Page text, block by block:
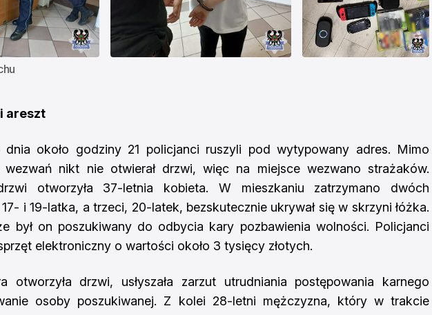
areszt
dnia około godziny 21 policjanci ruszyli pod wytypowany adres. Mimo
wezwań nikt nie otwierał drzwi, więc na miejsce wezwano strażaków.
otworzyła 37-letnia kobieta. W mieszkaniu zatrzymano dwóch
i 19-latka, a trzeci, 20-latek, bezskutecznie ukrywał się w skrzyni łóżka.
był on poszukiwany do odbycia kary pozbawienia wolności. Policjanci
elektroniczny o wartości około 3 tysięcy złotych.
otworzyła drzwi, usłyszała zarzut utrudniania postępowania karnego
osoby poszukiwanej. Z kolei 28-letni mężczyzna, który w trakcie